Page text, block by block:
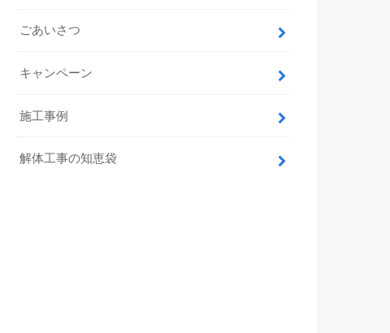
ごあいさつ
キャンペーン
施工事例
解体工事の知恵袋